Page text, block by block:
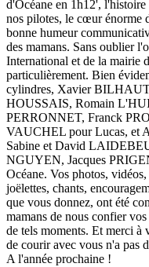
d'Océane en 1h12',
nos pilotes, le cœur énorme
bonne humeur
des mamans. Sans oublier
International et de la mairie
particulièrement. Bien
cylindres, Xavier
HOUSSAIS, Romain
PERRONNET, Franck
VAUCHEL pour Lucas, et
Sabine et David
NGUYEN, Jacques
Océane. Vos photos,
joëlettes, chants,
que vous donnez, ont été
mamans de nous confier
de tels moments. Et merci à
de courir avec vous n'a pas
A l'année prochaine !